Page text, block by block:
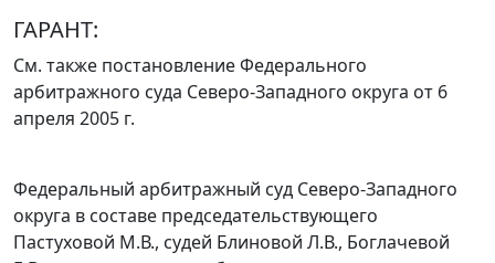
ГАРАНТ:
См. также постановление Федерального
арбитражного суда Северо-Западного округа от 6
апреля 2005 г.
Федеральный арбитражный суд Северо-Западного
округа в составе председательствующего
Пастуховой М.В., судей Блиновой Л.В., Боглачевой